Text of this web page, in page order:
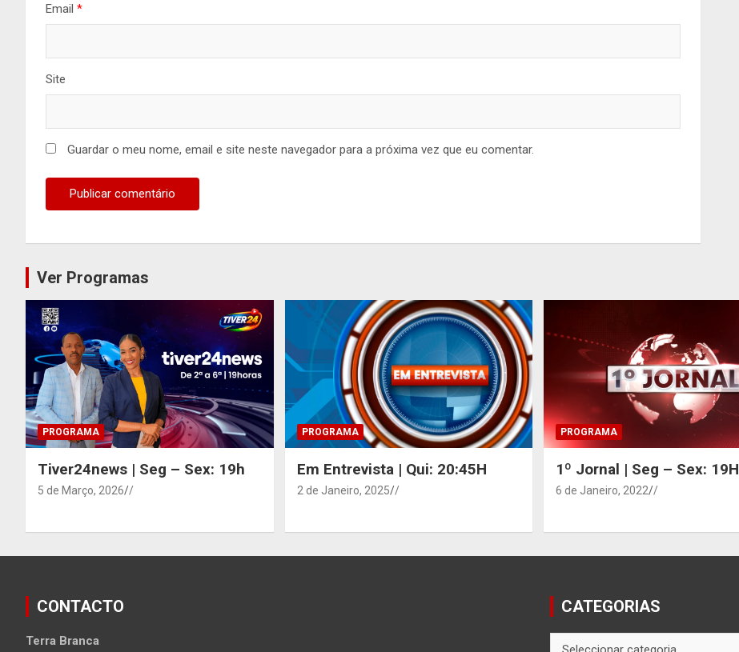
Email *
Site
Guardar o meu nome, email e site neste navegador para a próxima vez que eu comentar.
Ver Programas
PROGRAMA
Tiver24news | Seg – Sex: 19h
5 de Março, 2026 /
PROGRAMA
Em Entrevista | Qui: 20:45H
2 de Janeiro, 2025 /
PROGRAMA
1º Jornal | Seg – Sex: 19H
6 de Janeiro, 2022 /
CONTACTO
Terra Branca
CATEGORIAS